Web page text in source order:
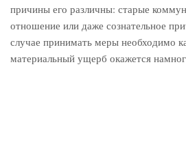
причины его различны: старые
отношение или даже сознательное
случае принимать меры необходимо
материальный ущерб окажется